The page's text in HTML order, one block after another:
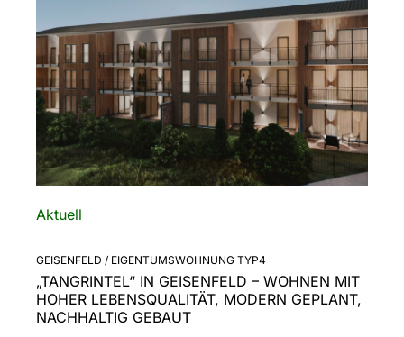
Aktuell
GEISENFELD / EIGENTUMSWOHNUNG TYP4
„TANGRINTEL“ IN GEISENFELD – WOHNEN MIT
HOHER LEBENSQUALITÄT, MODERN GEPLANT,
NACHHALTIG GEBAUT